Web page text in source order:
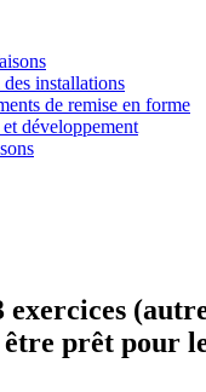
installations
de remise en forme
développement
prêt pour